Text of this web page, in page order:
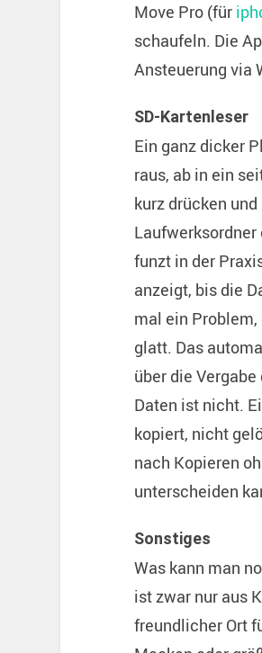
Move Pro (für
schaufeln. Die
Ansteuerung via
SD-Kartenleser
Ein ganz dicker
raus, ab in ein
kurz drücken
funzt in der
anzeigt, bis die
mal ein
glatt. Das
über die
Daten ist nicht.
kopiert, nicht
nach Kopieren
unterscheiden
Sonstiges
Was kann man
ist zwar nur aus
freundlicher Ort